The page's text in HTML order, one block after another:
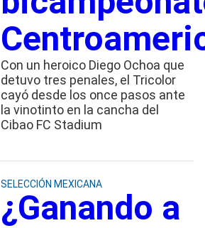
Con un heroico Diego Ochoa que
detuvo tres penales, el Tricolor
cayó desde los once pasos ante
la vinotinto en la cancha del
Cibao FC Stadium
SELECCIÓN MEXICANA
¿Ganando a